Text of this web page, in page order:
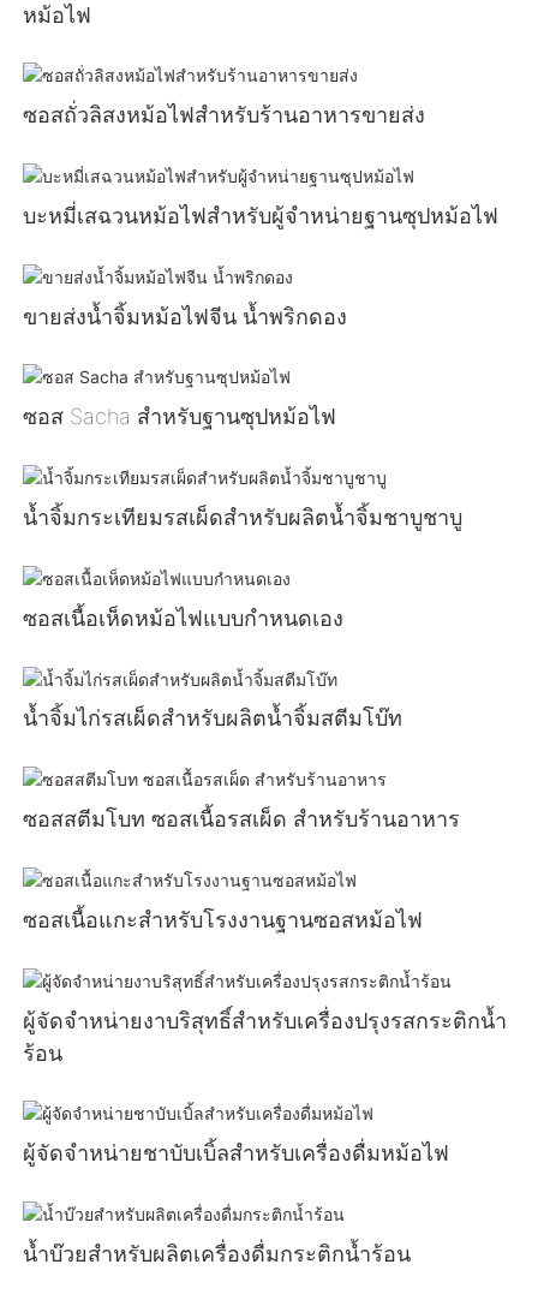
หม้อไฟ
ซอสถั่วลิสงหม้อไฟสำหรับร้านอาหารขายส่ง
บะหมี่เสฉวนหม้อไฟสำหรับผู้จำหน่ายฐานซุปหม้อไฟ
ขายส่งน้ำจิ้มหม้อไฟจีน น้ำพริกดอง
ซอส Sacha สำหรับฐานซุปหม้อไฟ
น้ำจิ้มกระเทียมรสเผ็ดสำหรับผลิตน้ำจิ้มชาบูชาบู
ซอสเนื้อเห็ดหม้อไฟแบบกำหนดเอง
น้ำจิ้มไก่รสเผ็ดสำหรับผลิตน้ำจิ้มสตีมโบ๊ท
ซอสสตีมโบท ซอสเนื้อรสเผ็ด สำหรับร้านอาหาร
ซอสเนื้อแกะสำหรับโรงงานฐานซอสหม้อไฟ
ผู้จัดจำหน่ายงาบริสุทธิ์สำหรับเครื่องปรุงรสกระติกน้ำ
ร้อน
ผู้จัดจำหน่ายชาบับเบิ้ลสำหรับเครื่องดื่มหม้อไฟ
น้ำบ๊วยสำหรับผลิตเครื่องดื่มกระติกน้ำร้อน